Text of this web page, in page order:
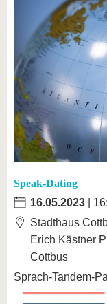
Speak-Dating
16.05.2023 |
Stadthaus
Erich Kästner
Cottbus
Sprach-Tandem-